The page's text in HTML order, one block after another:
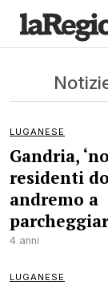
LUGANESE
Gandria,
residenti
andremo a
4 anni
LUGANESE